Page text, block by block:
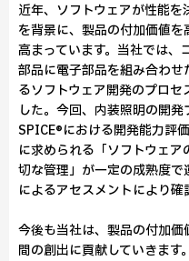
近年、ソフトウェアが性能
を背景に、製品の付加価値
高まっています。当社では、
部品に電子部品を組み合わ
るソフトウェア開発のプロ
した。今回、内装照明の開
SPICE®における開発能力評
に求められる「ソフトウェ
切な管理」が一定の成熟度
によるアセスメントにより確
今後も当社は、製品の付加
間の創出に貢献していきます。